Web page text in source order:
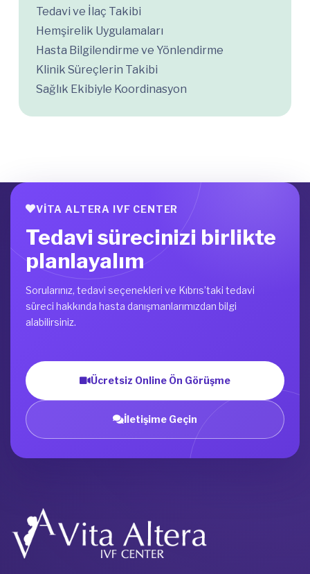
Tedavi ve İlaç Takibi
Hemşirelik Uygulamaları
Hasta Bilgilendirme ve Yönlendirme
Klinik Süreçlerin Takibi
Sağlık Ekibiyle Koordinasyon
VITA ALTERA IVF CENTER
Tedavi sürecinizi birlikte
planlayalım
Sorularınız, tedavi seçenekleri ve Kıbrıs’taki tedavi
süreci hakkında hasta danışmanlarımızdan bilgi
alabilirsiniz.
Ücretsiz Online Ön Görüşme
İletişime Geçin